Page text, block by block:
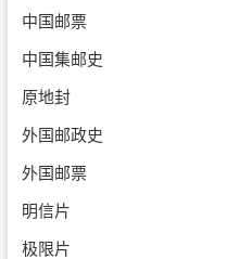
中国邮票
中国集邮史
原地封
外国邮政史
外国邮票
明信片
极限片